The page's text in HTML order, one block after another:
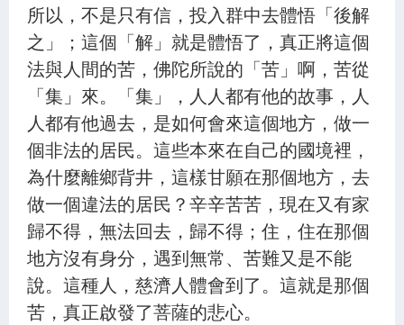
所以，不是只有信，投入群中去體悟「後解
之」；這個「解」就是體悟了，真正將這個
法與人間的苦，佛陀所說的「苦」啊，苦從
「集」來。「集」，人人都有他的故事，人
人都有他過去，是如何會來這個地方，做一
個非法的居民。這些本來在自己的國境裡，
為什麼離鄉背井，這樣甘願在那個地方，去
做一個違法的居民？辛辛苦苦，現在又有家
歸不得，無法回去，歸不得；住，住在那個
地方沒有身分，遇到無常、苦難又是不能
說。這種人，慈濟人體會到了。這就是那個
苦，真正啟發了菩薩的悲心。